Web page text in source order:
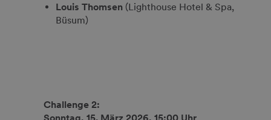
Louis Thomsen (Lighthouse Hotel & Spa,
Büsum)
Challenge 2: